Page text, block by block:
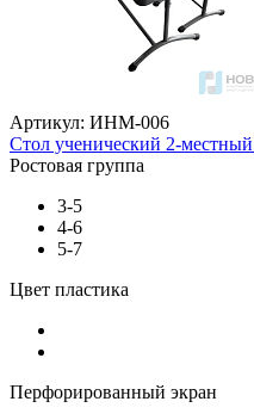
Артикул: ИНМ-006
Стол ученический 2-
Ростовая группа
3-5
4-6
5-7
Цвет пластика
Перфорированный экран